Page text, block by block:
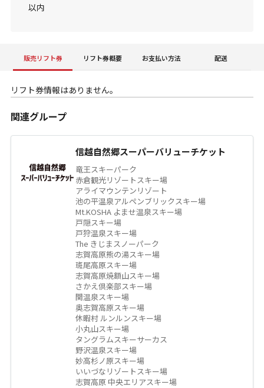
以内
販売リフト券 リフト券概要 お支払い方法 配送
リフト券情報はありません。
関連グループ
信越自然郷スーパーバリューチケット
竜王スキーパーク
赤倉観光リゾートスキー場
アライマウンテンリゾート
池の平温泉アルペンブリックスキー場
Mt.KOSHA よませ温泉スキー場
戸隠スキー場
戸狩温泉スキー場
The きじまスノーパーク
志賀高原熊の湯スキー場
斑尾高原スキー場
志賀高原焼額山スキー場
さかえ倶楽部スキー場
関温泉スキー場
奥志賀高原スキー場
休暇村 ルンルンスキー場
小丸山スキー場
タングラムスキーサーカス
野沢温泉スキー場
妙高杉ノ原スキー場
いいづなリゾートスキー場
志賀高原 中央エリアスキー場